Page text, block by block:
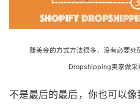
赚美金的方式方法很多，没有必要
Dropshipping卖家做采
不是最后的最后，你也可以